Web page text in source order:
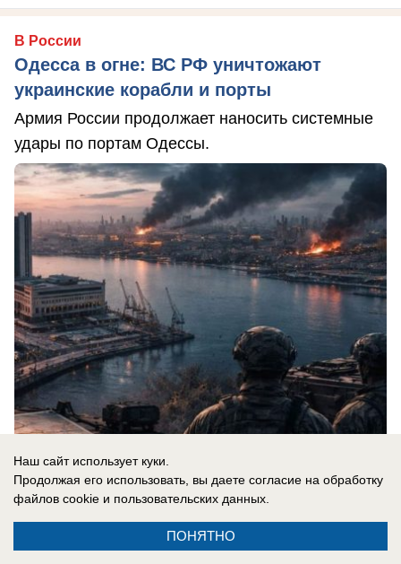
В России
Одесса в огне: ВС РФ уничтожают
украинские корабли и порты
Армия России продолжает наносить системные
удары по портам Одессы.
08.08.2026
Новости СВО: Белгород под атакой,
Наш сайт использует куки.
Продолжая его использовать, вы даете согласие на обработку
файлов cookie и пользовательских данных.
ПОНЯТНО